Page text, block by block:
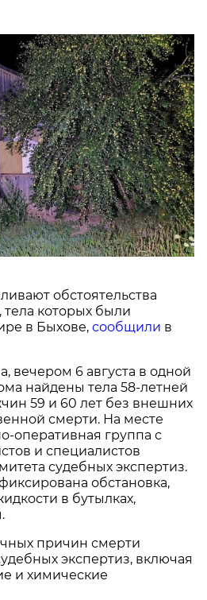
обстоятельства
тела которых были
в Быхове,сообщили в
вечером 6 августа в одной
найдены тела 58-летней
59 и 60 лет без внешних
смерти. На месте
оперативная группа с
и специалистов
судебных экспертиз.
обстановка,
в бутылках,
причин смерти
экспертиз, включая
и химические